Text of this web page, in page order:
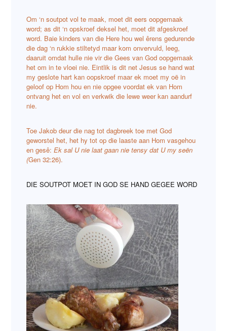
Om ‘n soutpot vol te maak, moet dit eers oopgemaak
word; as dit ‘n opskroef deksel het, moet dit afgeskroef
word. Baie kinders van die Here hou wel êrens gedurende
die dag ‘n rukkie stiltetyd maar kom onvervuld, leeg,
daaruit omdat hulle nie vir die Gees van God oopgemaak
het om in te vloei nie. Eintlik is dit net Jesus se hand wat
my geslote hart kan oopskroef maar ek moet my oë in
geloof op Hom hou en nie opgee voordat ek van Hom
ontvang het en vol en verkwik die lewe weer kan aandurf
nie.
Toe Jakob deur die nag tot dagbreek toe met God
geworstel het, het hy tot op die laaste aan Hom vasgehou
en gesê:Ek sal U nie laat gaan nie tensy dat U my seën
(Gen 32:26).
DIE SOUTPOT MOET IN GOD SE HAND GEGEE WORD